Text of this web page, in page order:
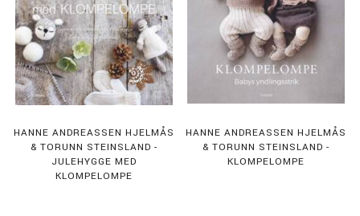
HANNE ANDREASSEN HJELMÅS
& TORUNN STEINSLAND -
JULEHYGGE MED
KLOMPELOMPE
HANNE ANDREASSEN HJELMÅS
& TORUNN STEINSLAND -
KLOMPELOMPE